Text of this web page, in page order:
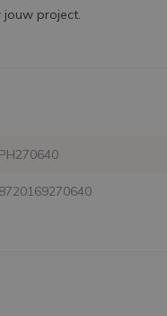
jouw project.
PH270640
8720169270640